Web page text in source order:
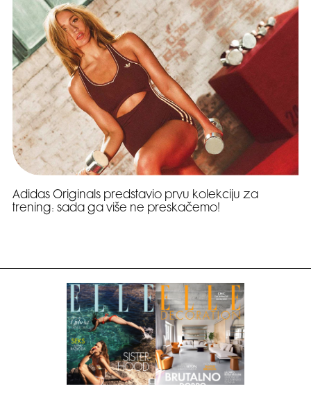
Adidas Originals predstavio prvu kolekciju za
trening: sada ga više ne preskačemo!